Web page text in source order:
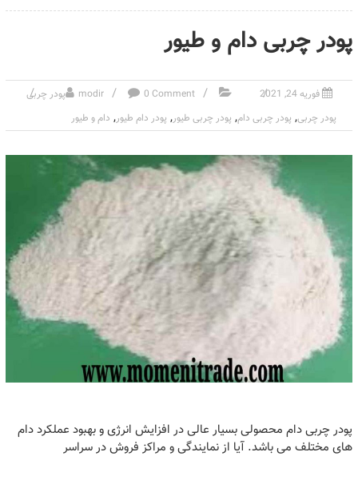
پودر چربی دام و طیور
فوریه 24, 2021 modir 0 Comment
پودر چربی
پودر چربی, پودر چربی دام, پودر چربی طیور, پودر دام طیور, دام و طیور
پودر چربی دام محصولی بسیار عالی در افزایش انرژی و بهبود عملکرد دام
های مختلف می باشد. آیا از نمایندگی و مراکز فروش در سراسر